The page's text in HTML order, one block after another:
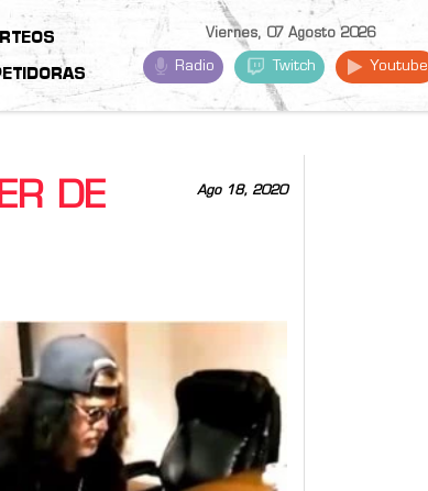
Viernes, 07 Agosto 2026
Radio Twitch Youtube
Ago 18, 2020
DE